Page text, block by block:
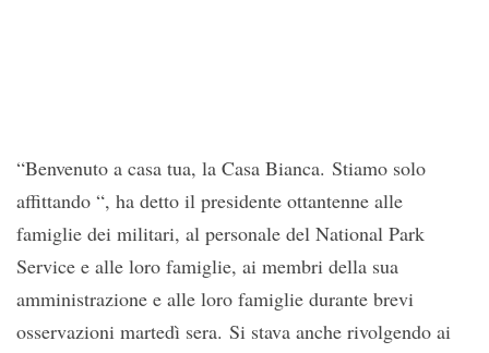
“Benvenuto a casa tua, la Casa Bianca. Stiamo solo
affittando “, ha detto il presidente ottantenne alle
famiglie dei militari, al personale del National Park
Service e alle loro famiglie, ai membri della sua
amministrazione e alle loro famiglie durante brevi
osservazioni martedì sera. Si stava anche rivolgendo ai